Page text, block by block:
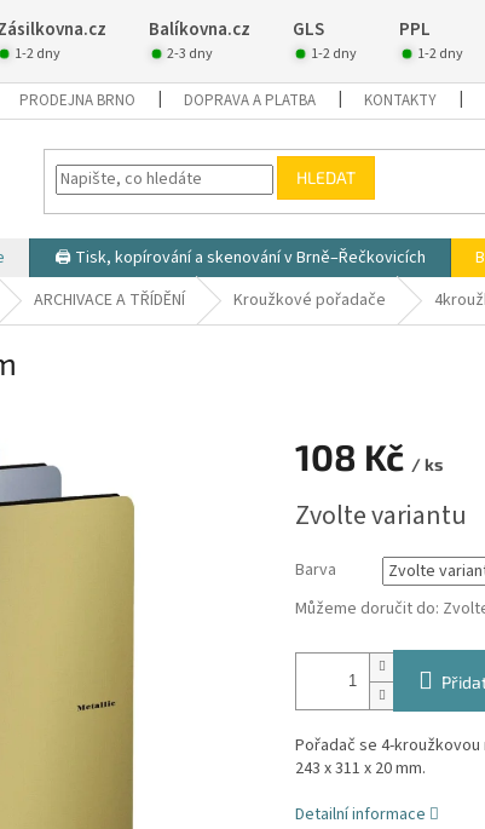
Balíkovna.cz GLS PPL
1-2 dny 2-3 dny 1-2 dny 1-2 dny
PRODEJNA BRNO DOPRAVA A PLATBA KONTAKTY
HLEDAT
🖨️ Tisk, kopírování a skenování v Brně–Řečkovicích
ARCHIVACE A TŘÍDĚNÍ Kroužkové pořadače
108 Kč / ks
cena:
Zvolte variantu
Barva
Můžeme doručit do:
Pořadač se 4-kroužkovou
243 x 311 x 20 mm.
Detailní informace